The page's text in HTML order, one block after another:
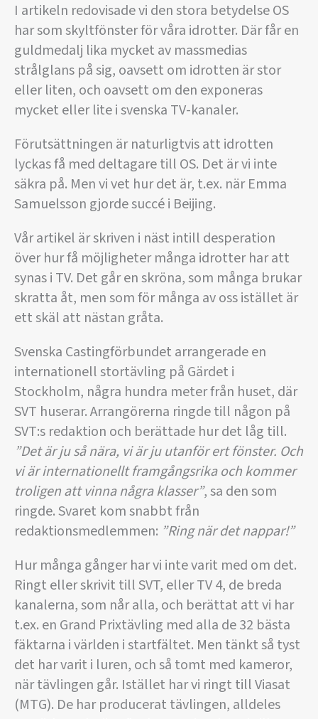
I artikeln redovisade vi den stora betydelse OS
har som skyltfönster för våra idrotter. Där får en
guldmedalj lika mycket av massmedias
strålglans på sig, oavsett om idrotten är stor
eller liten, och oavsett om den exponeras
mycket eller lite i svenska TV-kanaler.
Förutsättningen är naturligtvis att idrotten
lyckas få med deltagare till OS. Det är vi inte
säkra på. Men vi vet hur det är, t.ex. när Emma
Samuelsson gjorde succé i Beijing.
Vår artikel är skriven i näst intill desperation
över hur få möjligheter många idrotter har att
synas i TV. Det går en skröna, som många brukar
skratta åt, men som för många av oss istället är
ett skäl att nästan gråta.
Svenska Castingförbundet arrangerade en
internationell stortävling på Gärdet i
Stockholm, några hundra meter från huset, där
SVT huserar. Arrangörerna ringde till någon på
SVT:s redaktion och berättade hur det låg till.
”Det är ju så nära, vi är ju utanför ert fönster. Och
vi är internationellt framgångsrika och kommer
troligen att vinna några klasser”, sa den som
ringde. Svaret kom snabbt från
redaktionsmedlemmen: ”Ring när det nappar!”
Hur många gånger har vi inte varit med om det.
Ringt eller skrivit till SVT, eller TV 4, de breda
kanalerna, som når alla, och berättat att vi har
t.ex. en Grand Prixtävling med alla de 32 bästa
fäktarna i världen i startfältet. Men tänkt så tyst
det har varit i luren, och så tomt med kameror,
när tävlingen går. Istället har vi ringt till Viasat
(MTG). De har producerat tävlingen, alldeles